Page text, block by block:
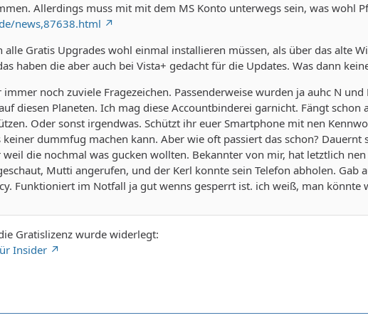
Allerdings muss mit mit dem MS Konto unterwegs sein, was wohl
news,87638.html
alle Gratis Upgrades wohl einmal installieren müssen, als über das alte
haben die aber auch bei Vista+ gedacht für die Updates. Was dann
noch zuviele Fragezeichen. Passenderweise wurden ja auhc N
diesen Planeten. Ich mag diese Accountbinderei garnicht. Fängt schon
Oder sonst irgendwas. Schützt ihr euer Smartphone mit nen
dummfug machen kann. Aber wie oft passiert das schon? Dauernt
die nochmal was gucken wollten. Bekannter von mir, hat letztlich
Mutti angerufen, und der Kerl konnte sein Telefon abholen. Gab
Funktioniert im Notfall ja gut wenns gesperrt ist. ich weiß, man
Gratislizenz wurde widerlegt:
Insider